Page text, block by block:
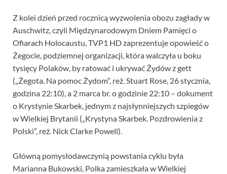
Z kolei dzień przed rocznicą wyzwolenia obozu zagłady w
Auschwitz, czyli Międzynarodowym Dniem Pamięci o
Ofiarach Holocaustu, TVP1 HD zaprezentuje opowieść o
Żegocie, podziemnej organizacji, która walczyła u boku
tysięcy Polaków, by ratować i ukrywać Żydów z gett
(„Żegota. Na pomoc Żydom”, reż. Stuart Rose, 26 stycznia,
godzina 22:10), a 2 marca br. o godzinie 22:10 – dokument
o Krystynie Skarbek, jednym z najsłynniejszych szpiegów
w Wielkiej Brytanii („Krystyna Skarbek. Pozdrowienia z
Polski”, reż. Nick Clarke Powell).
Główną pomysłodawczynią powstania cyklu była
Marianna Bukowski, Polka zamieszkała w Wielkiej